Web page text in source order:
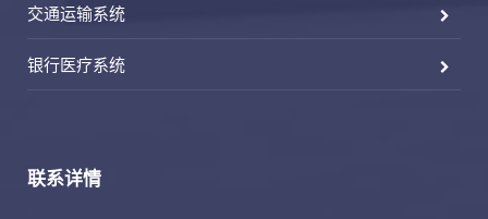
交通运输系统
银行医疗系统
联系详情